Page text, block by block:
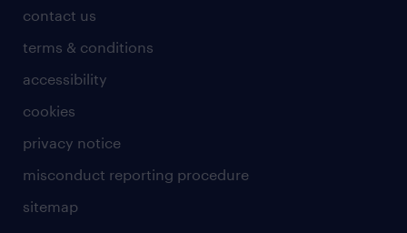
contact us
terms & conditions
accessibility
cookies
privacy notice
misconduct reporting procedure
sitemap